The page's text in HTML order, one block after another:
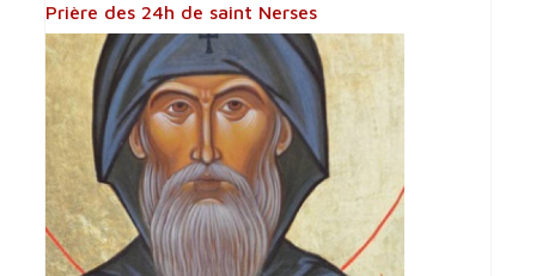
Prière des 24h de saint Nerses